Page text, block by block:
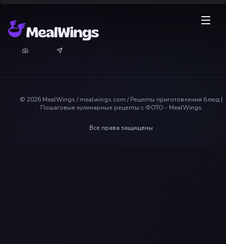
© 2026 MealWings / mealwings.com /Рецепты приготовления блюд |
Пошаговые кулинарные рецепты с ФОТО - MealWings
Все права защищены